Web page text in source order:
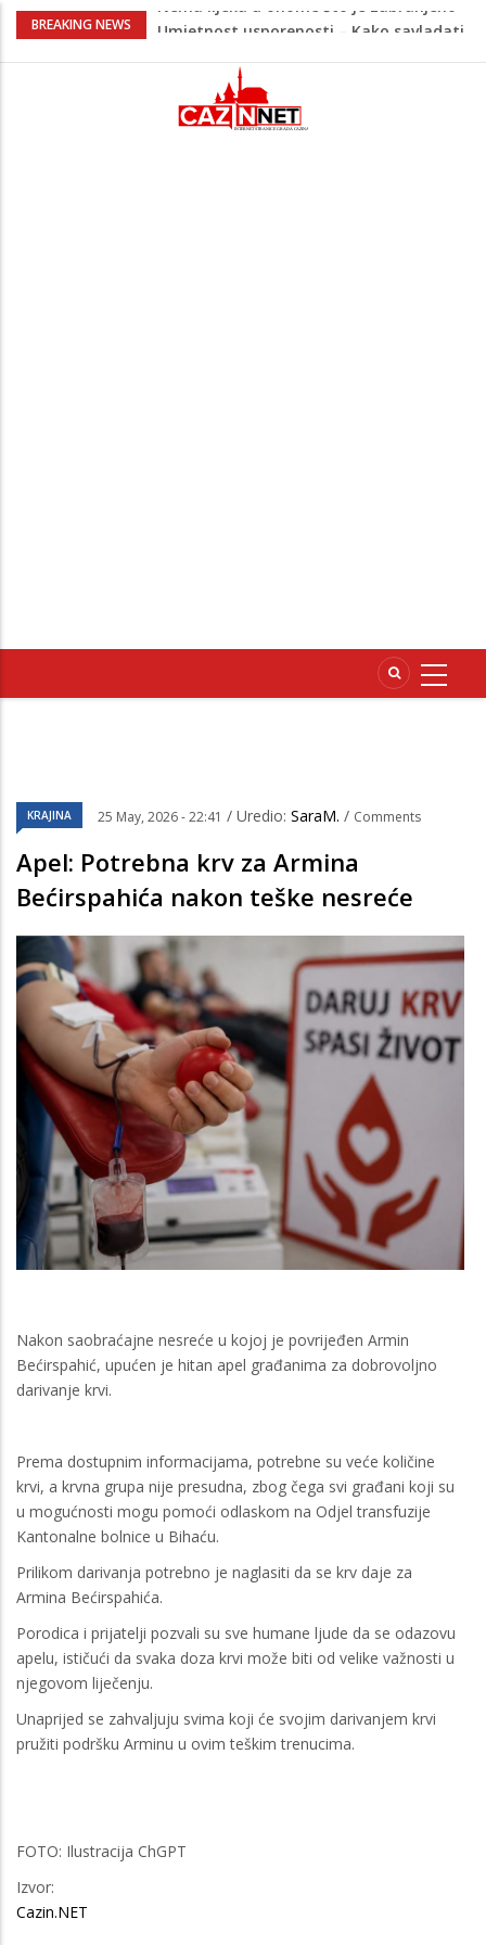
BREAKING NEWS
Umjetnost usporenosti – Kako savladati
Maloljetnik u policijskoj stanici napao
policajca i oštetio vrata
Razmišljate koji automobil kupiti? Nova
KRAJINA 25 May, 2026 - 22:41 / Uredio: SaraM. / Comments
Apel: Potrebna krv za Armina
Bećirspahića nakon teške nesreće
Nakon saobraćajne nesreće u kojoj je povrijeđen Armin
Bećirspahić, upućen je hitan apel građanima za dobrovoljno
darivanje krvi.
Prema dostupnim informacijama, potrebne su veće količine
krvi, a krvna grupa nije presudna, zbog čega svi građani koji su
u mogućnosti mogu pomoći odlaskom na Odjel transfuzije
Kantonalne bolnice u Bihaću.
Prilikom darivanja potrebno je naglasiti da se krv daje za
Armina Bećirspahića.
Porodica i prijatelji pozvali su sve humane ljude da se odazovu
apelu, ističući da svaka doza krvi može biti od velike važnosti u
njegovom liječenju.
Unaprijed se zahvaljuju svima koji će svojim darivanjem krvi
pružiti podršku Arminu u ovim teškim trenucima.
FOTO: Ilustracija ChGPT
Izvor:
Cazin.NET